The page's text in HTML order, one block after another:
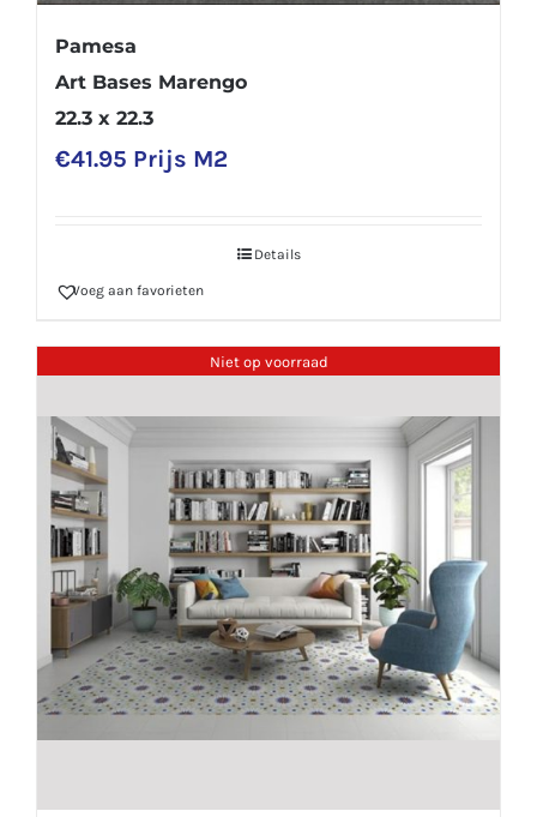
Pamesa
Art Bases Marengo
22.3 x 22.3
€41.95 Prijs M2
Details
Voeg aan favorieten
Niet op voorraad